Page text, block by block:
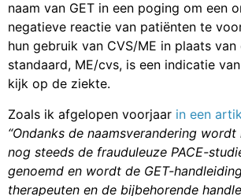
therapeuten en de bijbehorende
patiënten aanbevolen voor meer
interventie… RACGP heeft duidelijk
deze ziekte, of beter gezegd, ervoor
te leren. De opzettelijke domheid en
de belangen van patiënten.”
Dit punt bereiken is dus slechts één
enorme. Hopelijk zal het vervolg
om te resulteren in redelijke richtlijnen,